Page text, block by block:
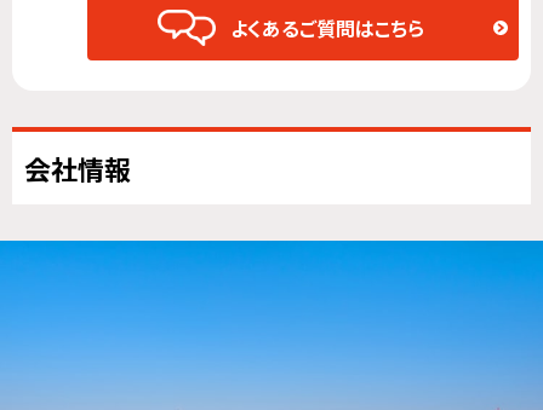
よくあるご質問はこちら
会社情報
いつも、暮らしのそばに安心を